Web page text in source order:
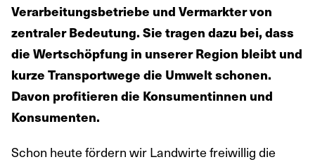
Verarbeitungsbetriebe und Vermarkter von
zentraler Bedeutung. Sie tragen dazu bei, dass
die Wertschöpfung in unserer Region bleibt und
kurze Transportwege die Umwelt schonen.
Davon profitieren die Konsumentinnen und
Konsumenten.
Schon heute fördern wir Landwirte freiwillig die